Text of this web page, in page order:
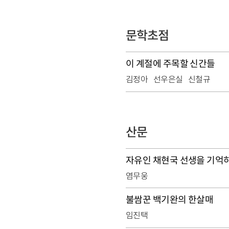
문학초점
이 계절에 주목할 신간들
김정아 선우은실 신철규
산문
자유인 채현국 선생을 기억
염무웅
불쌈꾼 백기완의 한살매
임진택